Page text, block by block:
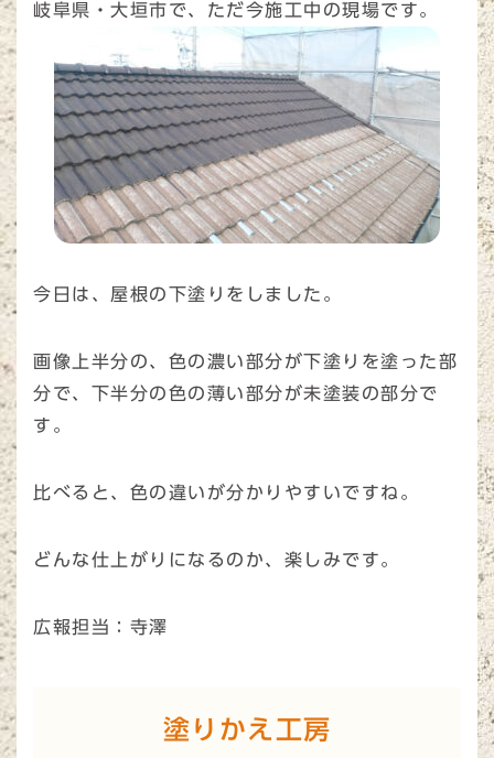
岐阜県・大垣市で、ただ今施工中の現場です。
今日は、屋根の下塗りをしました。
画像上半分の、色の濃い部分が下塗りを塗った部
分で、下半分の色の薄い部分が未塗装の部分で
す。
比べると、色の違いが分かりやすいですね。
どんな仕上がりになるのか、楽しみです。
広報担当：寺澤
塗りかえ工房